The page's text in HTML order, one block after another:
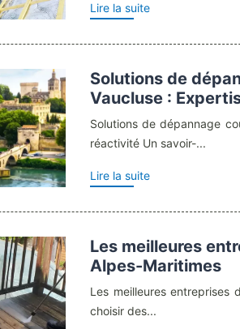
Lire la suite
Solutions de
Vaucluse :
Solutions de dépannage
réactivité Un savoir-...
Lire la suite
Les meilleures
Alpes-Maritimes
Les meilleures entreprises
choisir des...